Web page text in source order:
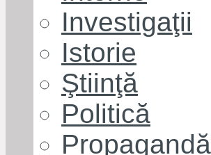
Investigaţii
Istorie
Ştiinţă
Politică